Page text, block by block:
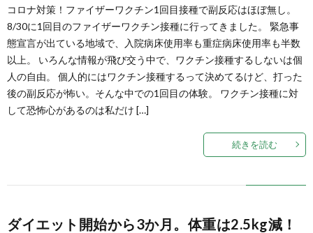
コロナ対策！ファイザーワクチン1回目接種で副反応はほぼ無し。
8/30に1回目のファイザーワクチン接種に行ってきました。 緊急事
態宣言が出ている地域で、入院病床使用率も重症病床使用率も半数
以上。 いろんな情報が飛び交う中で、ワクチン接種するしないは個
人の自由。 個人的にはワクチン接種するって決めてるけど、打った
後の副反応が怖い。そんな中での1回目の体験。 ワクチン接種に対
して恐怖心があるのは私だけ […]
続きを読む
ダイエット開始から3か月。体重は2.5kg減！